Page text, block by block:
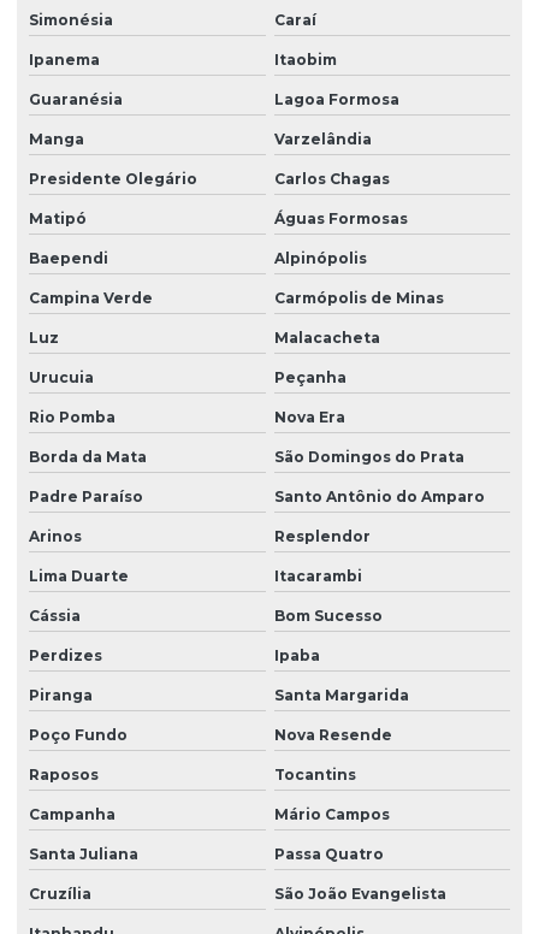
Simonésia Caraí
Ipanema Itaobim
Guaranésia Lagoa Formosa
Manga Varzelândia
Presidente Olegário Carlos Chagas
Matipó Águas Formosas
Baependi Alpinópolis
Campina Verde Carmópolis de Minas
Luz Malacacheta
Urucuia Peçanha
Rio Pomba Nova Era
Borda da Mata São Domingos do Prata
Padre Paraíso Santo Antônio do Amparo
Arinos Resplendor
Lima Duarte Itacarambi
Cássia Bom Sucesso
Perdizes Ipaba
Piranga Santa Margarida
Poço Fundo Nova Resende
Raposos Tocantins
Campanha Mário Campos
Santa Juliana Passa Quatro
Cruzília São João Evangelista